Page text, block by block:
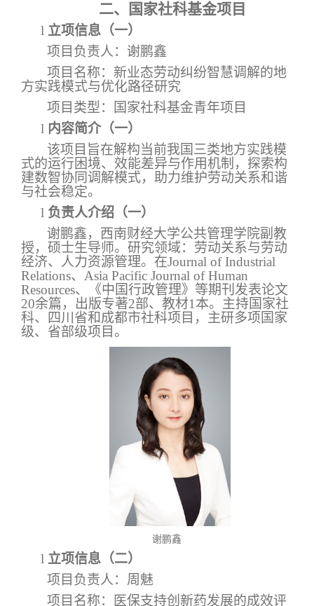
二、国家社科基金项目
l 立项信息（一）
项目负责人：谢鹏鑫
项目名称：新业态劳动纠纷智慧调解的地
方实践模式与优化路径研究
项目类型：国家社科基金青年项目
l 内容简介（一）
该项目旨在解构当前我国三类地方实践模
式的运行困境、效能差异与作用机制，探索构
建数智协同调解模式，助力维护劳动关系和谐
与社会稳定。
l 负责人介绍（一）
谢鹏鑫，西南财经大学公共管理学院副教
授，硕士生导师。研究领域：劳动关系与劳动
经济、人力资源管理。在Journal of Industrial
Relations、 Asia Pacific Journal of Human
Resources、《中国行政管理》等期刊发表论文
20余篇，出版专著2部、教材1 本。主持国家社
科、四川省和成都市社科项目，主研多项国家
级、省部级项目。
谢鹏鑫
l 立项信息（二）
项目负责人：周魅
项目名称：医保支持创新药发展的成效评